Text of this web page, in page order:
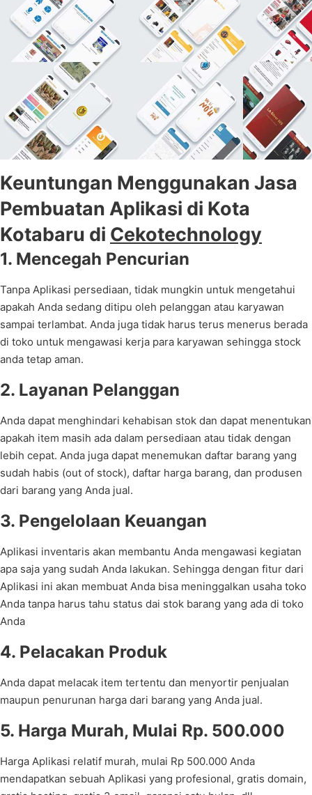
Keuntungan Menggunakan Jasa
Pembuatan Aplikasi di Kota
Kotabaru di Cekotechnology
1. Mencegah Pencurian
Tanpa Aplikasi persediaan, tidak mungkin untuk mengetahui
apakah Anda sedang ditipu oleh pelanggan atau karyawan
sampai terlambat. Anda juga tidak harus terus menerus berada
di toko untuk mengawasi kerja para karyawan sehingga stock
anda tetap aman.
2. Layanan Pelanggan
Anda dapat menghindari kehabisan stok dan dapat menentukan
apakah item masih ada dalam persediaan atau tidak dengan
lebih cepat. Anda juga dapat menemukan daftar barang yang
sudah habis (out of stock), daftar harga barang, dan produsen
dari barang yang Anda jual.
3. Pengelolaan Keuangan
Aplikasi inventaris akan membantu Anda mengawasi kegiatan
apa saja yang sudah Anda lakukan. Sehingga dengan fitur dari
Aplikasi ini akan membuat Anda bisa meninggalkan usaha toko
Anda tanpa harus tahu status dai stok barang yang ada di toko
Anda
4. Pelacakan Produk
Anda dapat melacak item tertentu dan menyortir penjualan
maupun penurunan harga dari barang yang Anda jual.
5. Harga Murah, Mulai Rp. 500.000
Harga Aplikasi relatif murah, mulai Rp 500.000 Anda
mendapatkan sebuah Aplikasi yang profesional, gratis domain,